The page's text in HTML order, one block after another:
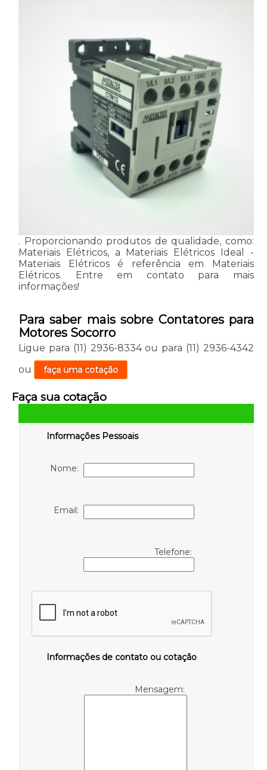
. Proporcionando produtos de qualidade, como:
Materiais Elétricos, a Materiais Elétricos Ideal -
Materiais Elétricos é referência em Materiais
Elétricos. Entre em contato para mais
informações!
Para saber mais sobre Contatores para
Motores Socorro
Ligue para (11) 2936-8334ou para (11) 2936-4342
ou
faça uma cotação
Faça sua cotação
Informações Pessoais
Nome:
Email:
Telefone:
Informações de contato ou cotação
Mensagem: